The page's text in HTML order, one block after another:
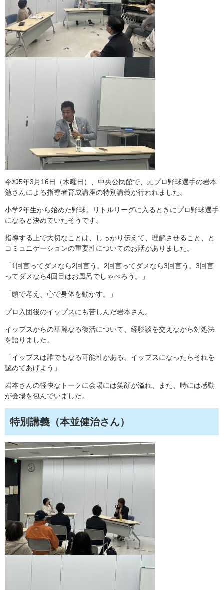
令和5年3月16日（木曜日）、中央公民館で、元プロ野球選手の岩本
勉さんによる指導者育成講座の特別講義が行われました。
小学2年生から始めた野球。リトルリーグに入るときにプロ野球選手
になると決めていたそうです。
指導する上で大切なことは、しっかり伝えて、理解させること、と
コミュニケーションの重要性についてのお話がありました。
「1回言ってダメなら2回言う。2回言ってダメなら3回言う。3回言
ってダメなら4回目はお風呂でしゃべろう。」
「頭で考え、心で身体を動かす。」
プロ入団後のイップスにも苦しんだ岩本さん。
イップスからの華麗なる復活について、経験談を交えながら対処法
を語りました。
「イップスは誰でもなる可能性がある。イップスになったらそれを
認めてあげよう」
岩本さんの軽快なトークに会場には笑顔が溢れ、また、時には感動
が会場を包んでいました。
特別講義（本並健治さん）